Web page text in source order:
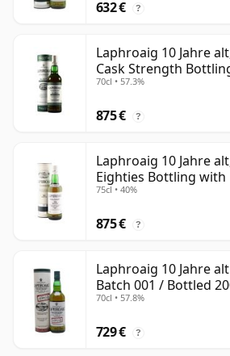
632 € ?
Laphroaig 10 Jahre
Cask Strength
70cl • 57.3%
875 € ?
Laphroaig 10 Jahre
Eighties Bottling
Tube
75cl • 40%
875 € ?
Laphroaig 10 Jahre
Batch 001 / Bottled
70cl • 57.8%
729 € ?